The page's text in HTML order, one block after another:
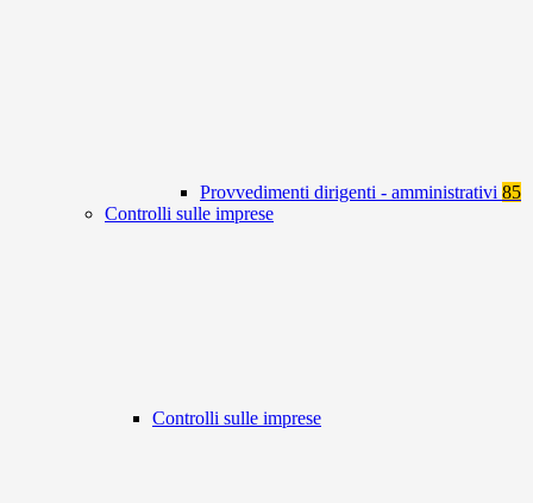
Provvedimenti dirigenti - amministrativi 85
Controlli sulle imprese
Controlli sulle imprese